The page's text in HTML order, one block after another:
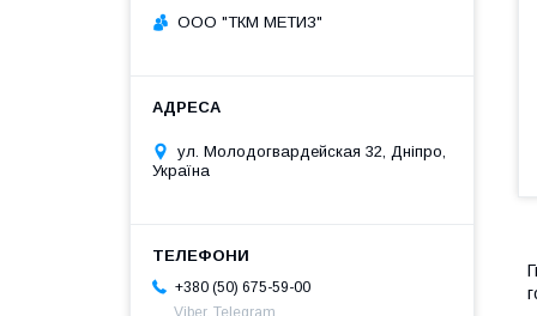
ООО "ТКМ МЕТИЗ"
ул. Молодогвардейская 32, Дніпро,
Україна
+380 (50) 675-59-00
Viber, Telegram